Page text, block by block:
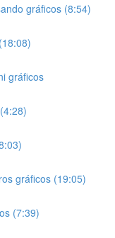
gráficos (8:54)
gráficos
gráficos (19:05)
(7:39)